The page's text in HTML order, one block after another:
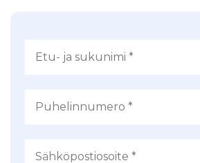
Tallinnasta Helsinkiin Eckerö